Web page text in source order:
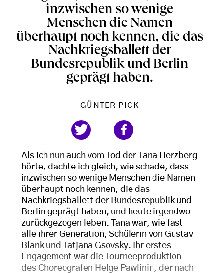
inzwischen so wenige
Menschen die Namen
überhaupt noch kennen, die das
Nachkriegsballett der
Bundesrepublik und Berlin
geprägt haben.
GÜNTER PICK
Als ich nun auch vom Tod der Tana Herzberg
hörte, dachte ich gleich, wie schade, dass
inzwischen so wenige Menschen die Namen
überhaupt noch kennen, die das
Nachkriegsballett der Bundesrepublik und
Berlin geprägt haben, und heute irgendwo
zurückgezogen leben. Tana war, wie fast
alle ihrer Generation, Schülerin von Gustav
Blank und Tatjana Gsovsky. Ihr erstes
Engagement war die Tourneeproduktion
des Choreografen Helge Pawlinin, der nach